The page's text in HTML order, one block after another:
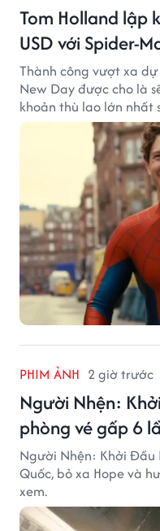
Tom Holland lập
USD với Spider-
Thành công vượt xa
New Day được cho là
khoản thù lao lớn nhất
PHIM ẢNH 2 giờ trước
Người Nhện:
phòng vé gấp 6
Người Nhện: Khởi Đầu
Quốc, bỏ xa Hope và
xem.